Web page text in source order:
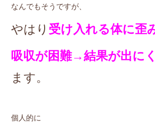
なんでもそうですが、
やはり 受け入れる体に歪
吸収が困難→結果が出に
ます。
個人的に